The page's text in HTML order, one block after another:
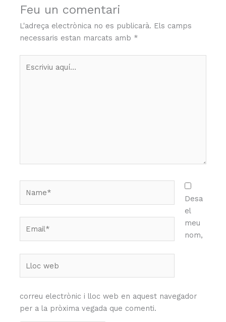
Feu un comentari
L'adreça electrònica no es publicarà. Els camps
necessaris estan marcats amb *
aquí…
web
Desa
el
meu
nom,
correu electrònic i lloc web en aquest navegador
per a la pròxima vegada que comenti.